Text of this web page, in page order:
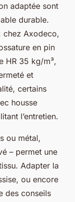
adaptée sont
durable.
chez Axodeco,
en pin
HR 35 kg/m³,
et
certains
housse
l’entretien.
ou métal,
– permet une
Adapter la
ou encore
des conseils